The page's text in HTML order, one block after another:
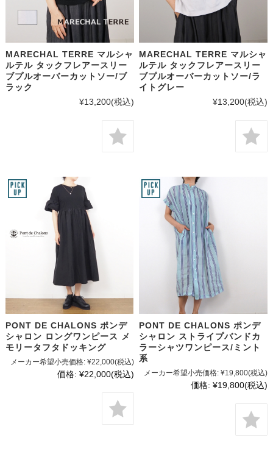
MARECHAL TERRE マルシャ
ルテル タックフレアースリー
ブプルオーバーカットソー/ブ
ラック
¥13,200(税込)
MARECHAL TERRE マルシャ
ルテル タックフレアースリー
ブプルオーバーカットソー/ラ
イトグレー
¥13,200(税込)
PONT DE CHALONS ポンデ
シャロン ロングワンピース メ
モリータフタドッキング
メーカー希望小売価格: ¥22,000(税込)
価格: ¥22,000(税込)
PONT DE CHALONS ポンデ
シャロン ストライプバンドカ
ラーシャツワンピース/ミント
系
メーカー希望小売価格: ¥19,800(税込)
価格: ¥19,800(税込)